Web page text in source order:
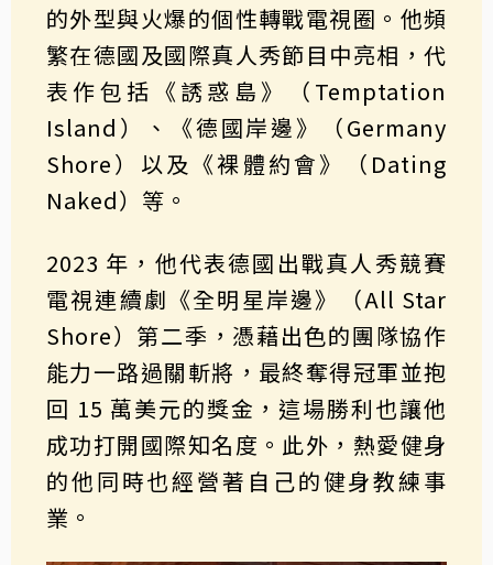
的外型與火爆的個性轉戰電視圈。他頻
繁在德國及國際真人秀節目中亮相，代
表作包括《誘惑島》（Temptation
Island）、《德國岸邊》（Germany
Shore）以及《裸體約會》（Dating
Naked）等。
2023 年，他代表德國出戰真人秀競賽
電視連續劇《全明星岸邊》（All Star
Shore）第二季，憑藉出色的團隊協作
能力一路過關斬將，最終奪得冠軍並抱
回 15 萬美元的獎金，這場勝利也讓他
成功打開國際知名度。此外，熱愛健身
的他同時也經營著自己的健身教練事
業。